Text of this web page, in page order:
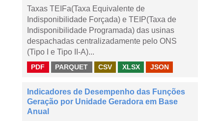
Taxas TEIFa(Taxa Equivalente de
Indisponibilidade Forçada) e TEIP(Taxa de
Indisponibilidade Programada) das usinas
despachadas centralizadamente pelo ONS
(Tipo I e Tipo II-A)...
PDF PARQUET CSV XLSX JSON
Indicadores de Desempenho das Funções
Geração por Unidade Geradora em Base
Anual